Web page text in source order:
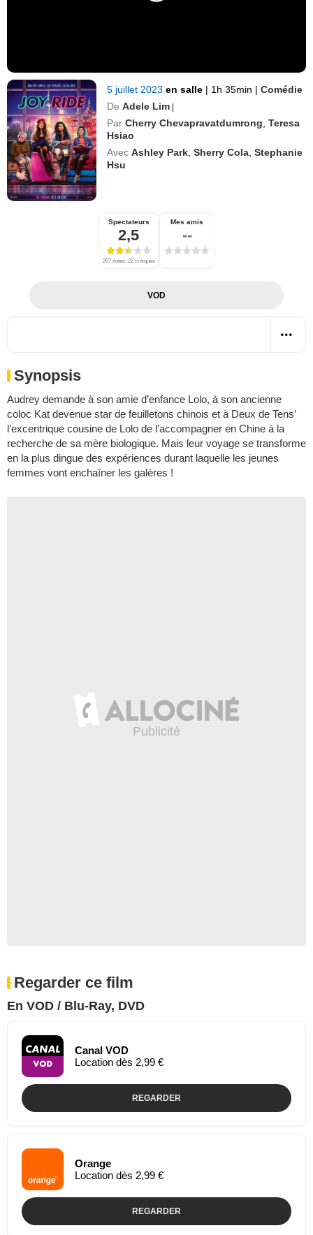
5 juillet 2023en salle | 1h 35min | Comédie
De Adele Lim |
Par Cherry Chevapravatdumrong ,Teresa
Hsiao
Avec Ashley Park ,Sherry Cola ,Stephanie
Hsu
Spectateurs
2,5
207 notes, 22 critiques
Mes amis
--
VOD
Synopsis
Audrey demande à son amie d’enfance Lolo, à son ancienne
coloc Kat devenue star de feuilletons chinois et à Deux de Tens’
l’excentrique cousine de Lolo de l’accompagner en Chine à la
recherche de sa mère biologique. Mais leur voyage se transforme
en la plus dingue des expériences durant laquelle les jeunes
femmes vont enchaîner les galères !
Regarder ce film
En VOD / Blu-Ray, DVD
Canal VOD
Location dès 2,99 €
REGARDER
Orange
Location dès 2,99 €
REGARDER